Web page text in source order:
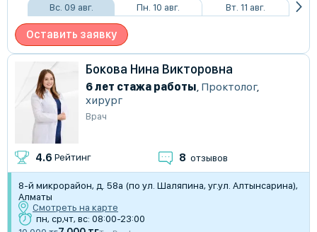
Вс. 09 авг. Пн. 10 авг. Вт. 11 авг.
Оставить заявку
Бокова Нина Викторовна
6 лет стажа работы, Проктолог,
хирург
Врач
4.6 Рейтинг 8 отзывов
8-й микрорайон, д. 58а (по ул. Шаляпина, уг.ул. Алтынсарина),
Алматы
Смотреть на карте
пн, ср,чт, вс: 08:00-23:00